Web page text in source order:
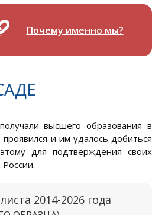
Почему именно мы?
высшего образования в
и им удалось добиться
для подтверждения своих
2014-2026 года